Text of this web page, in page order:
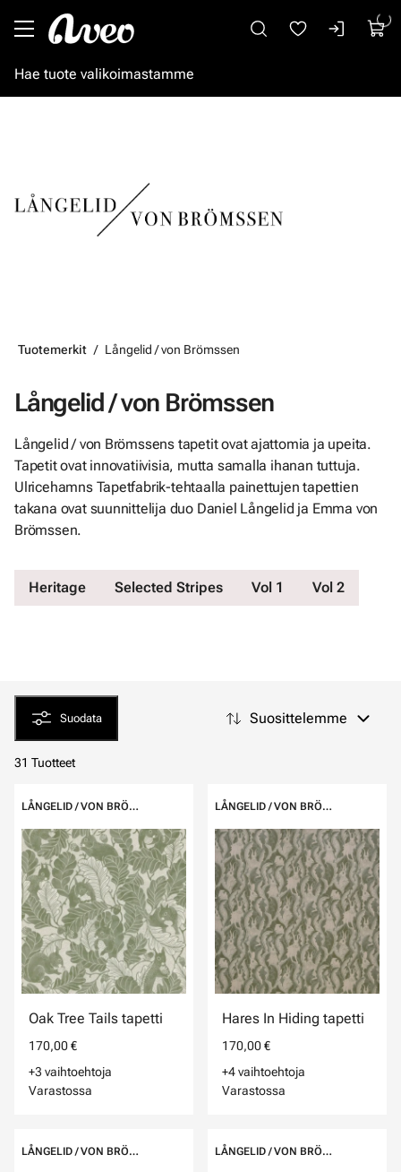
Tuotemerkit Långelid / von Brömssen
Långelid / von Brömssen
Långelid / von Brömssens tapetit ovat ajattomia ja upeita.
Tapetit ovat innovatiivisia, mutta samalla ihanan tuttuja.
Ulricehamns Tapetfabrik-tehtaalla painettujen tapettien
takana ovat suunnittelija duo Daniel Långelid ja Emma von
Brömssen.
Heritage Selected Stripes Vol 1 Vol 2
Suodata Suosittelemme
31 Tuotteet
LÅNGELID / VON BRÖMSSEN
Oak Tree Tails tapetti
170,00 €
+3 vaihtoehtoja
Varastossa
LÅNGELID / VON BRÖMSSEN
Hares In Hiding tapetti
170,00 €
+4 vaihtoehtoja
Varastossa
LÅNGELID / VON BRÖMSSEN LÅNGELID / VON BRÖMSSEN